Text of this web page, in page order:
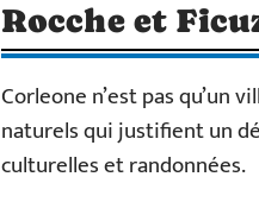
Rocche et
Corleone n’est pas qu’un
naturels qui justifient un
culturelles et randonnées.